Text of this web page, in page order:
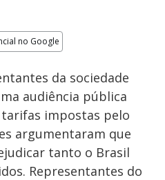
no Google
com carros de luxo
lutam por Justiça em
São Paulo
da sociedade
audiência pública
impostas pelo
argumentaram que
tanto o Brasil
Representantes do